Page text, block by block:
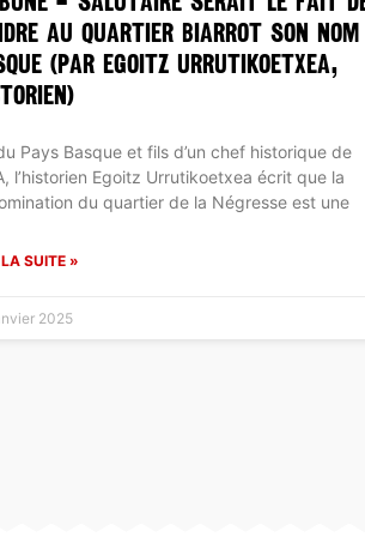
AU QUARTIER BIARROT SON NOM
(par Egoitz Urrutikoetxea,
Pays Basque et fils d’un chef historique de
l’historien Egoitz Urrutikoetxea écrit que la
du quartier de la Négresse est une
SUITE »
2025